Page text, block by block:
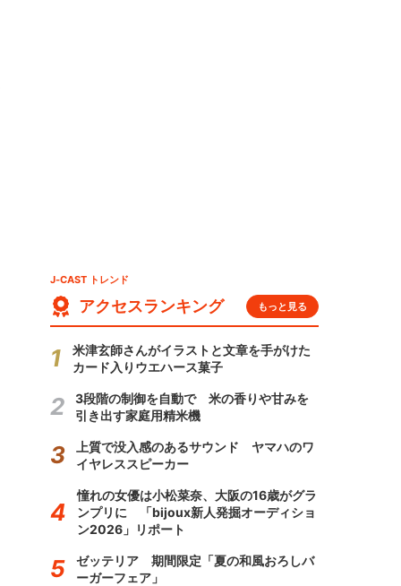
J-CAST トレンド
アクセスランキング もっと見る
米津玄師さんがイラストと文章を手がけた
カード入りウエハース菓子
3段階の制御を自動で 米の香りや甘みを
引き出す家庭用精米機
上質で没入感のあるサウンド ヤマハのワ
イヤレススピーカー
憧れの女優は小松菜奈、大阪の16歳がグラ
ンプリに 「bijoux新人発掘オーディショ
ン2026」リポート
ゼッテリア 期間限定「夏の和風おろしバ
ーガーフェア」